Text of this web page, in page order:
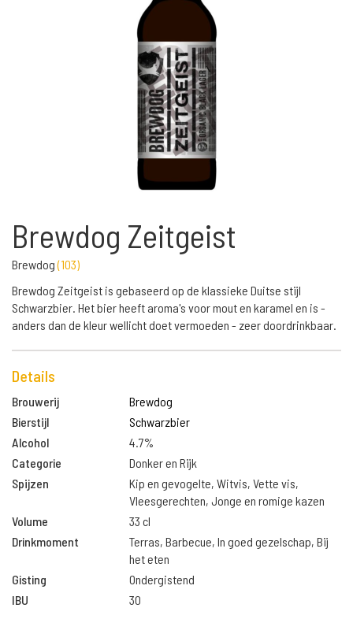
Brewdog Zeitgeist
Brewdog(103)
Brewdog Zeitgeist is gebaseerd op de klassieke Duitse stijl
Schwarzbier. Het bier heeft aroma's voor mout en karamel en is -
anders dan de kleur wellicht doet vermoeden - zeer doordrinkbaar.
Details
Brouwerij
Brewdog
Bierstijl
Schwarzbier
Alcohol
4.7%
Categorie
Donker en Rijk
Spijzen
Kip en gevogelte, Witvis, Vette vis,
Vleesgerechten, Jonge en romige kazen
Volume
33 cl
Drinkmoment
Terras, Barbecue, In goed gezelschap, Bij
het eten
Gisting
Ondergistend
IBU
30